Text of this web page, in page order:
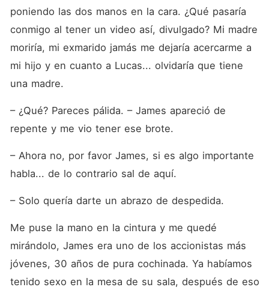
poniendo las dos manos en la cara. ¿Qué pasaría
conmigo al tener un video así, divulgado? Mi madre
moriría, mi exmarido jamás me dejaría acercarme a
mi hijo y en cuanto a Lucas... olvidaría que tiene
una madre.
– ¿Qué? Pareces pálida. – James apareció de
repente y me vio tener ese brote.
– Ahora no, por favor James, si es algo importante
habla... de lo contrario sal de aquí.
– Solo quería darte un abrazo de despedida.
Me puse la mano en la cintura y me quedé
mirándolo, James era uno de los accionistas más
jóvenes, 30 años de pura cochinada. Ya habíamos
tenido sexo en la mesa de su sala, después de eso